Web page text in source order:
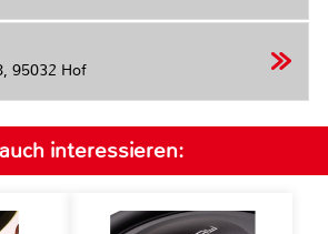
95032 Hof
interessieren: